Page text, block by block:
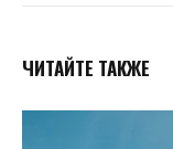
ЧИТАЙТЕ ТАКЖЕ